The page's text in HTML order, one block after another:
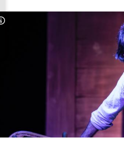
Untermenü
Copyright-Hinweis öffnen/schließen